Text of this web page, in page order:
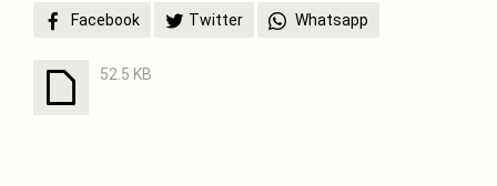
Facebook
Twitter Whatsapp
52.5 KB